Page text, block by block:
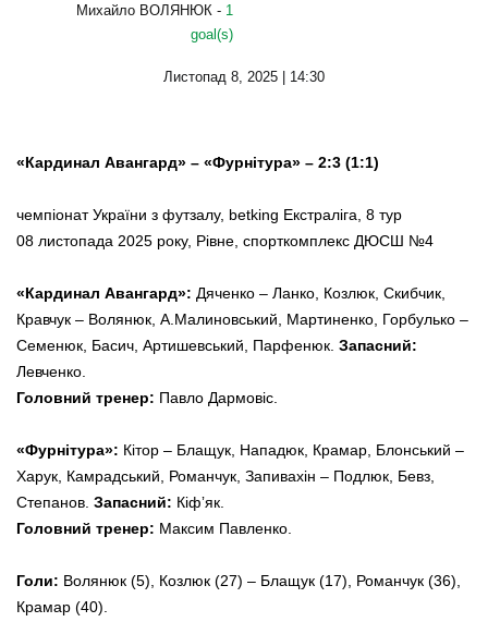
Михайло ВОЛЯНЮК - 1
goal(s)
Листопад 8, 2025 | 14:30
«Кардинал Авангард» – «Фурнітура» – 2:3 (1:1)
чемпіонат України з футзалу, betking Екстраліга, 8 тур
08 листопада 2025 року, Рівне, спорткомплекс ДЮСШ №4
«Кардинал Авангард»: Дяченко – Ланко, Козлюк, Скибчик,
Кравчук – Волянюк, А.Малиновський, Мартиненко, Горбулько –
Семенюк, Басич, Артишевський, Парфенюк. Запасний:
Левченко.
Головний тренер: Павло Дармовіс.
«Фурнітура»: Кітор – Блащук, Нападюк, Крамар, Блонський –
Харук, Камрадський, Романчук, Запивахін – Подлюк, Бевз,
Степанов. Запасний: Кіфʼяк.
Головний тренер: Максим Павленко.
Голи: Волянюк (5), Козлюк (27) – Блащук (17), Романчук (36),
Крамар (40).